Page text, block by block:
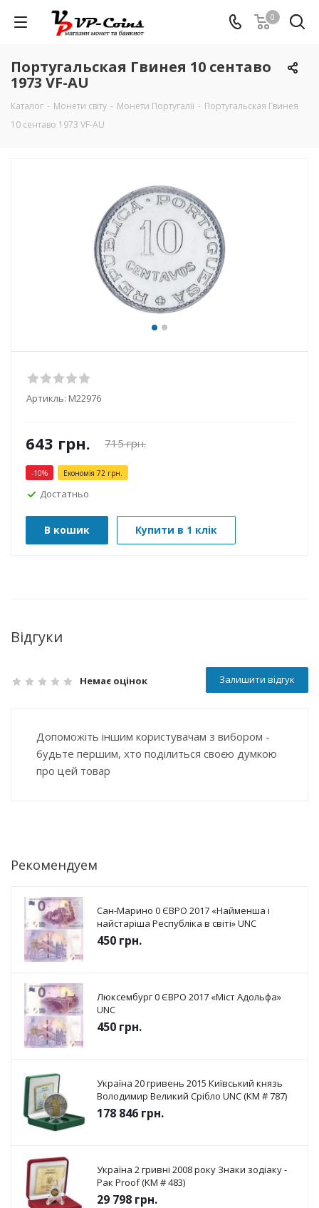
0
Португальская Гвинея 10 сентаво
1973 VF-AU
Каталог - Монети світу - Монети Португалії - Португальская Гвинея
10 сентаво 1973 VF-AU
Артикль: М22976
643 грн. 715грн.
-10% Економія 72 грн.
Достатньо
В кошик Купити в 1 клік
Відгуки
Немає оцінок Залишити відгук
Допоможіть іншим користувачам з вибором -
будьте першим, хто поділиться своєю думкою
про цей товар
Рекомендуем
Сан-Марино 0 ЄВРО 2017 «Найменша і
найстаріша Республіка в світі» UNC
450 грн.
Люксембург 0 ЄВРО 2017 «Міст Адольфа»
UNC
450 грн.
Україна 20 гривень 2015 Київський князь
Володимир Великий Срібло UNC (KM # 787)
178 846 грн.
Україна 2 гривні 2008 року Знаки зодіаку -
Рак Proof (KM # 483)
29 798 грн.